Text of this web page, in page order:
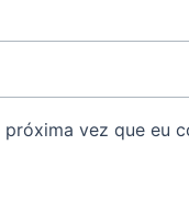
vez que eu